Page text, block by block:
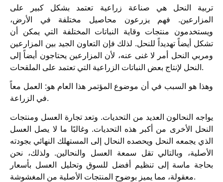
تربية النحل هي صناعة زراعية تعتمد بشكل كبير على
المزارعين. فهم يزرعون محاصيل مختلفة في الأرض،
ويستخدمون منتجات وقاية النباتات المختلفة التي يمكن أن
تشكل أيضاً تهديداً للنحل. لذلك فإن التعاون الجيد بين المزارعين
ومربي النحل أمر لا غنى عنه، لأن المزارعين يحتاجون أيضاً إلى
النحل لإنتاج بعض النباتات الزراعية التي تعتمد على الملقحات.
وهذا هو السبب في أن موضوع المؤتمر هذا العام هو: العمل معاً
في الزراعة.
يواجه النحالون العديد من التحديات. وتعد تجارة العسل ومنتجات
النحل الأخرى من أكبر هذه التحديات. وغالبًا ما لا يصل العسل
الذي يجمعه النحل ويحصده النحال إلى المستهلك النهائي بجودته
الأصلية، وبالتالي تقل سمعة العسل والنحالين. ولذلك، نحن
بحاجة ماسة إلى تنظيم أفضل للسوق وتحليل العسل بأسعار
معقولة، مما يميز بوضوح المنتجات الأصلية من المغشوشة.